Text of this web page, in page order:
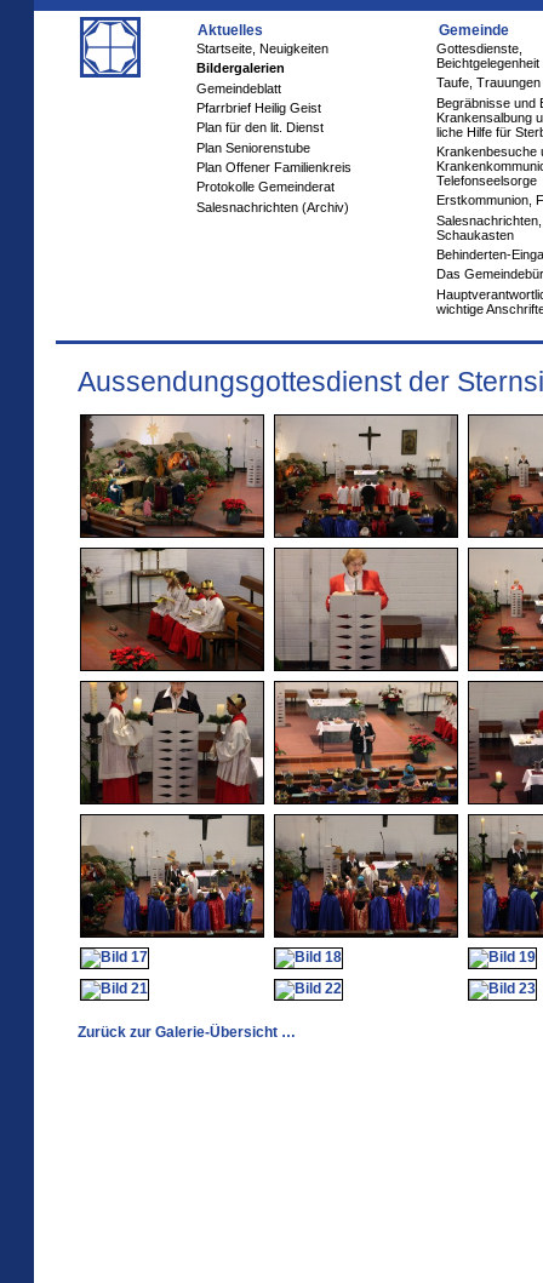
Aktuelles
Startseite, Neuigkeiten
Bildergalerien
Gemeindeblatt
Pfarrbrief Heilig Geist
Plan für den lit. Dienst
Plan Seniorenstube
Plan Offener Familienkreis
Protokolle Gemeinderat
Salesnachrichten (Archiv)
Gemeinde
Gottesdienste,
Beichtgelegenheit
Taufe, Trauungen
Begräbnisse und
Krankensalbung
liche Hilfe für
Krankenbesuche
Telefonseelsorge
Erstkommunion,
Salesnachrichten,
Schaukasten
Behinderten-
Das
wichtige
Aussendungsgottesdienst der
Zurück zur Galerie-Übersicht …